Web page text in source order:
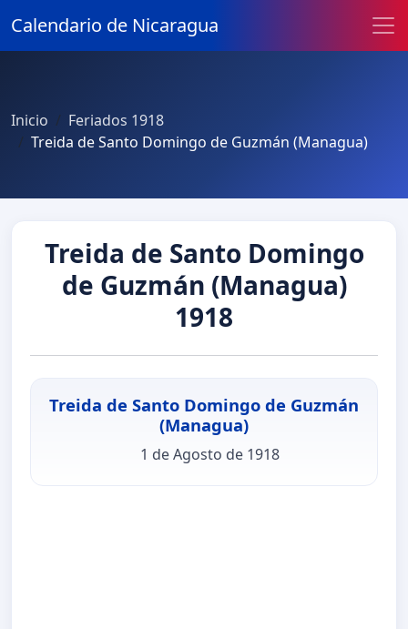
Calendario de Nicaragua
Inicio
Feriados 1918
Treida de Santo Domingo de Guzmán (Managua)
Treida de Santo Domingo
de Guzmán (Managua)
1918
Treida de Santo Domingo de Guzmán
(Managua)
1 de Agosto de 1918